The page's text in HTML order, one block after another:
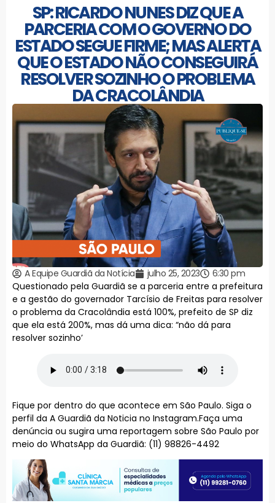
SP: RICARDO NUNES DIZ QUE A
PARCERIA COM O GOVERNO DO
ESTADO SEGUE FIRME; MAS ALERTA
QUE O ESTADO NÃO CONSEGUIRÁ
RESOLVER SOZINHO O PROBLEMA
DA CRACOLÂNDIA
A Equipe Guardiã da Notícia julho 25, 2023
6:30 pm
Questionado pela Guardiã se a parceria entre a prefeitura
e a gestão do governador Tarcísio de Freitas para resolver
o problema da Cracolândia está 100%, prefeito de SP diz
que ela está 200%, mas dá uma dica: “não dá para
resolver sozinho’
Fique por dentro do que acontece em São Paulo. Siga o
perfil da A Guardiã da Noticia no Instagram.Faça uma
denúncia ou sugira uma reportagem sobre São Paulo por
meio do WhatsApp da Guardiã: (11) 98826-4492